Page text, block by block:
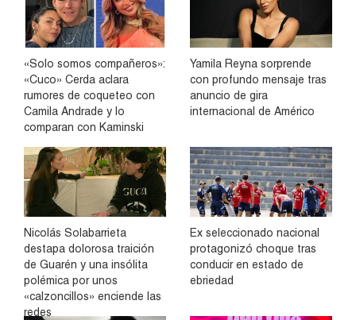
«Solo somos compañeros»:
«Cuco» Cerda aclara
rumores de coqueteo con
Camila Andrade y lo
comparan con Kaminski
Yamila Reyna sorprende
con profundo mensaje tras
anuncio de gira
internacional de Américo
Nicolás Solabarrieta
destapa dolorosa traición
de Guarén y una insólita
polémica por unos
«calzoncillos» enciende las
redes
Ex seleccionado nacional
protagonizó choque tras
conducir en estado de
ebriedad